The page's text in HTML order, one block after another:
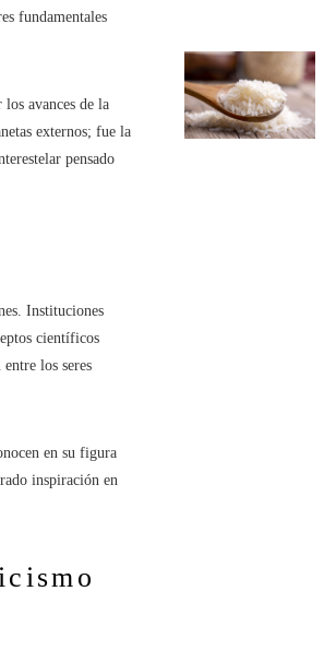
fundamentales
avances de la
externos; fue la
pensado
Instituciones
científicos
los seres
en su figura
inspiración en